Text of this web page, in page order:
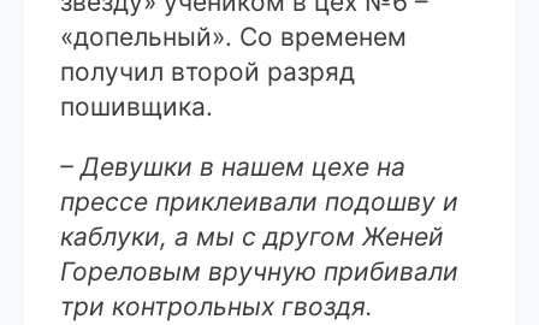
«допельный». Со временем
получил второй разряд
пошивщика.
– Девушки в нашем цехе на
прессе приклеивали подошву и
каблуки, а мы с другом Женей
Гореловым вручную прибивали
три контрольных гвоздя.